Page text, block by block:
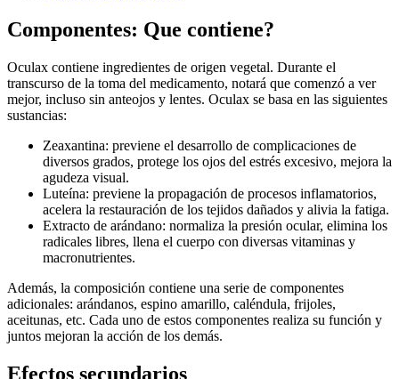
Componentes: Que contiene?
Oculax contiene ingredientes de origen vegetal. Durante el
transcurso de la toma del medicamento, notará que comenzó a ver
mejor, incluso sin anteojos y lentes. Oculax se basa en las siguientes
sustancias:
Zeaxantina: previene el desarrollo de complicaciones de
diversos grados, protege los ojos del estrés excesivo, mejora la
agudeza visual.
Luteína: previene la propagación de procesos inflamatorios,
acelera la restauración de los tejidos dañados y alivia la fatiga.
Extracto de arándano: normaliza la presión ocular, elimina los
radicales libres, llena el cuerpo con diversas vitaminas y
macronutrientes.
Además, la composición contiene una serie de componentes
adicionales: arándanos, espino amarillo, caléndula, frijoles,
aceitunas, etc. Cada uno de estos componentes realiza su función y
juntos mejoran la acción de los demás.
Efectos secundarios